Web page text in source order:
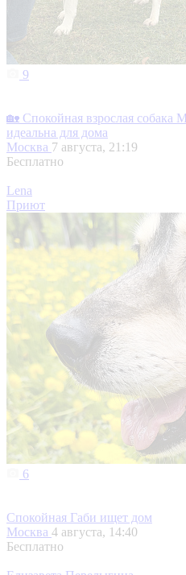
9
🏡 Спокойная взрослая собака
идеальна для дома
Москва 7 августа, 21:19
Бесплатно
Lena
Приют
6
Спокойная Габи ищет дом
Москва 4 августа, 14:40
Бесплатно